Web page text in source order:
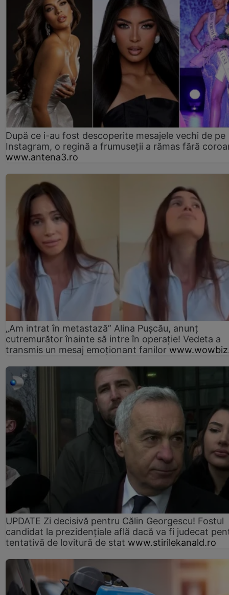
După ce i-au fost descoperite mesajele vechi de pe
Instagram, o regină a frumuseții a rămas fără
www.antena3.ro
„Am intrat în metastază” Alina Pușcău, anunț
cutremurător înainte să intre în operație! Vedeta a
transmis un mesaj emoționant fanilor
UPDATE Zi decisivă pentru Călin Georgescu! Fostul
candidat la prezidențiale află dacă va fi judecat
tentativă de lovitură de stat www.stirilekanald.ro